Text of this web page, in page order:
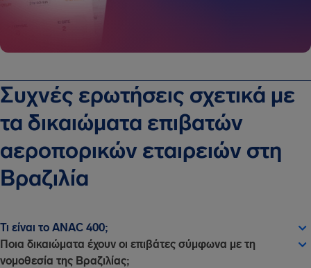
Συχνές ερωτήσεις σχετικά με
τα δικαιώματα επιβατών
αεροπορικών εταιρειών στη
Βραζιλία
Τι είναι το ANAC 400;
Ποια δικαιώματα έχουν οι επιβάτες σύμφωνα με τη
νομοθεσία της Βραζιλίας;